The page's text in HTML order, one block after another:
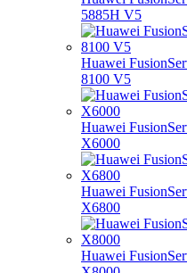
5885H V5
Huawei
8100 V5
Huawei
X6000
Huawei
X6800
Huawei